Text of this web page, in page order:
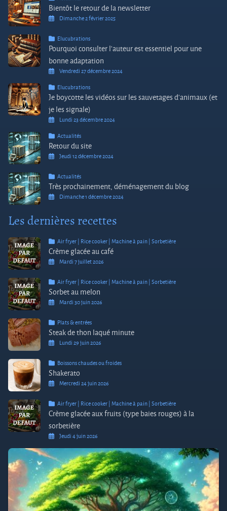
Bientôt le retour de la newsletter
Dimanche 2 février 2025
Elucubrations
Pourquoi consulter l’auteur est essentiel pour une
bonne adaptation
Vendredi 27 décembre 2024
Elucubrations
Je boycotte les vidéos sur les sauvetages d’animaux (et
je les signale)
Lundi 23 décembre 2024
Actualités
Retour du site
Jeudi 12 décembre 2024
Actualités
Très prochainement, déménagement du blog
Dimanche 1 décembre 2024
Les dernières recettes
Air fryer | Rice cooker | Machine à pain | Sorbetière
Crème glacée au café
Mardi 7 juillet 2026
Air fryer | Rice cooker | Machine à pain | Sorbetière
Sorbet au melon
Mardi 30 juin 2026
Plats & entrées
Steak de thon laqué minute
Lundi 29 juin 2026
Boissons chaudes ou froides
Shakerato
Mercredi 24 juin 2026
Air fryer | Rice cooker | Machine à pain | Sorbetière
Crème glacée aux fruits (type baies rouges) à la
sorbetière
Jeudi 4 juin 2026